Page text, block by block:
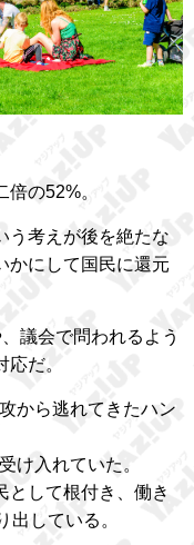
の52%。
う考えが後を絶たな
かにして国民に還元
議会で問われるよう
だ。
から逃れてきたハン
け入れていた。
として根付き、働き
している。